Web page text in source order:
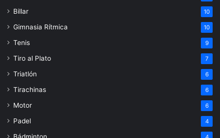
Billar 10
Gimnasia Rítmica 10
Tenis 9
Tiro al Plato 7
Triatlón 6
Tirachinas 6
Motor 6
Padel 4
Bádminton